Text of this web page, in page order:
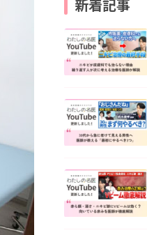
新着記事